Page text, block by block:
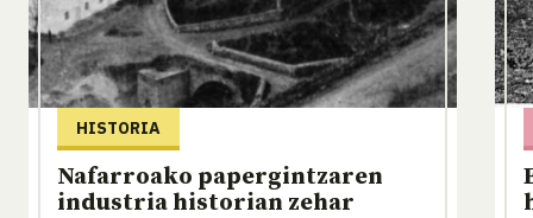
HISTORIA
Nafarroako papergintzaren
industria historian zehar